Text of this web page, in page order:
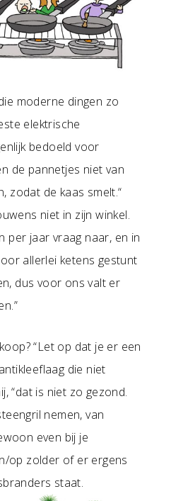
moderne dingen zo
elektrische
bedoeld voor
de pannetjes niet van
zodat de kaas smelt.“
niet in zijn winkel.
per jaar vraag naar, en in
allerlei ketens gestunt
dus voor ons valt er
“Let op dat je er een
die niet
“dat is niet zo gezond.
nemen, van
even bij je
op zolder of er ergens
staat.